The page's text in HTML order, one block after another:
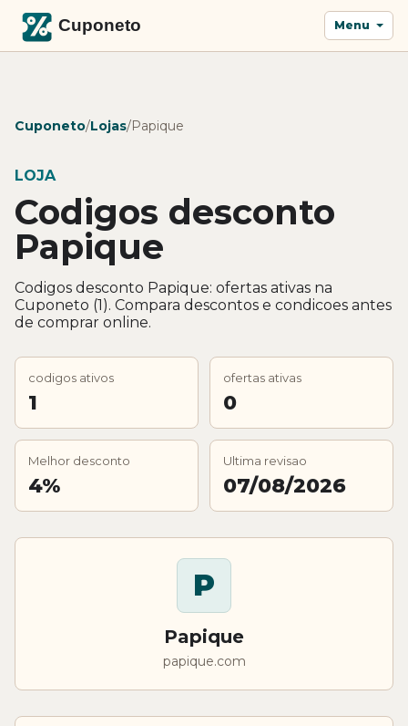
Menu
Cuponeto/Lojas/Papique
LOJA
Codigos desconto
Papique
Codigos desconto Papique: ofertas ativas na
Cuponeto (1). Compara descontos e condicoes antes
de comprar online.
codigos ativos
1
ofertas ativas
0
Melhor desconto
4%
Ultima revisao
07/08/2026
P
Papique
papique.com